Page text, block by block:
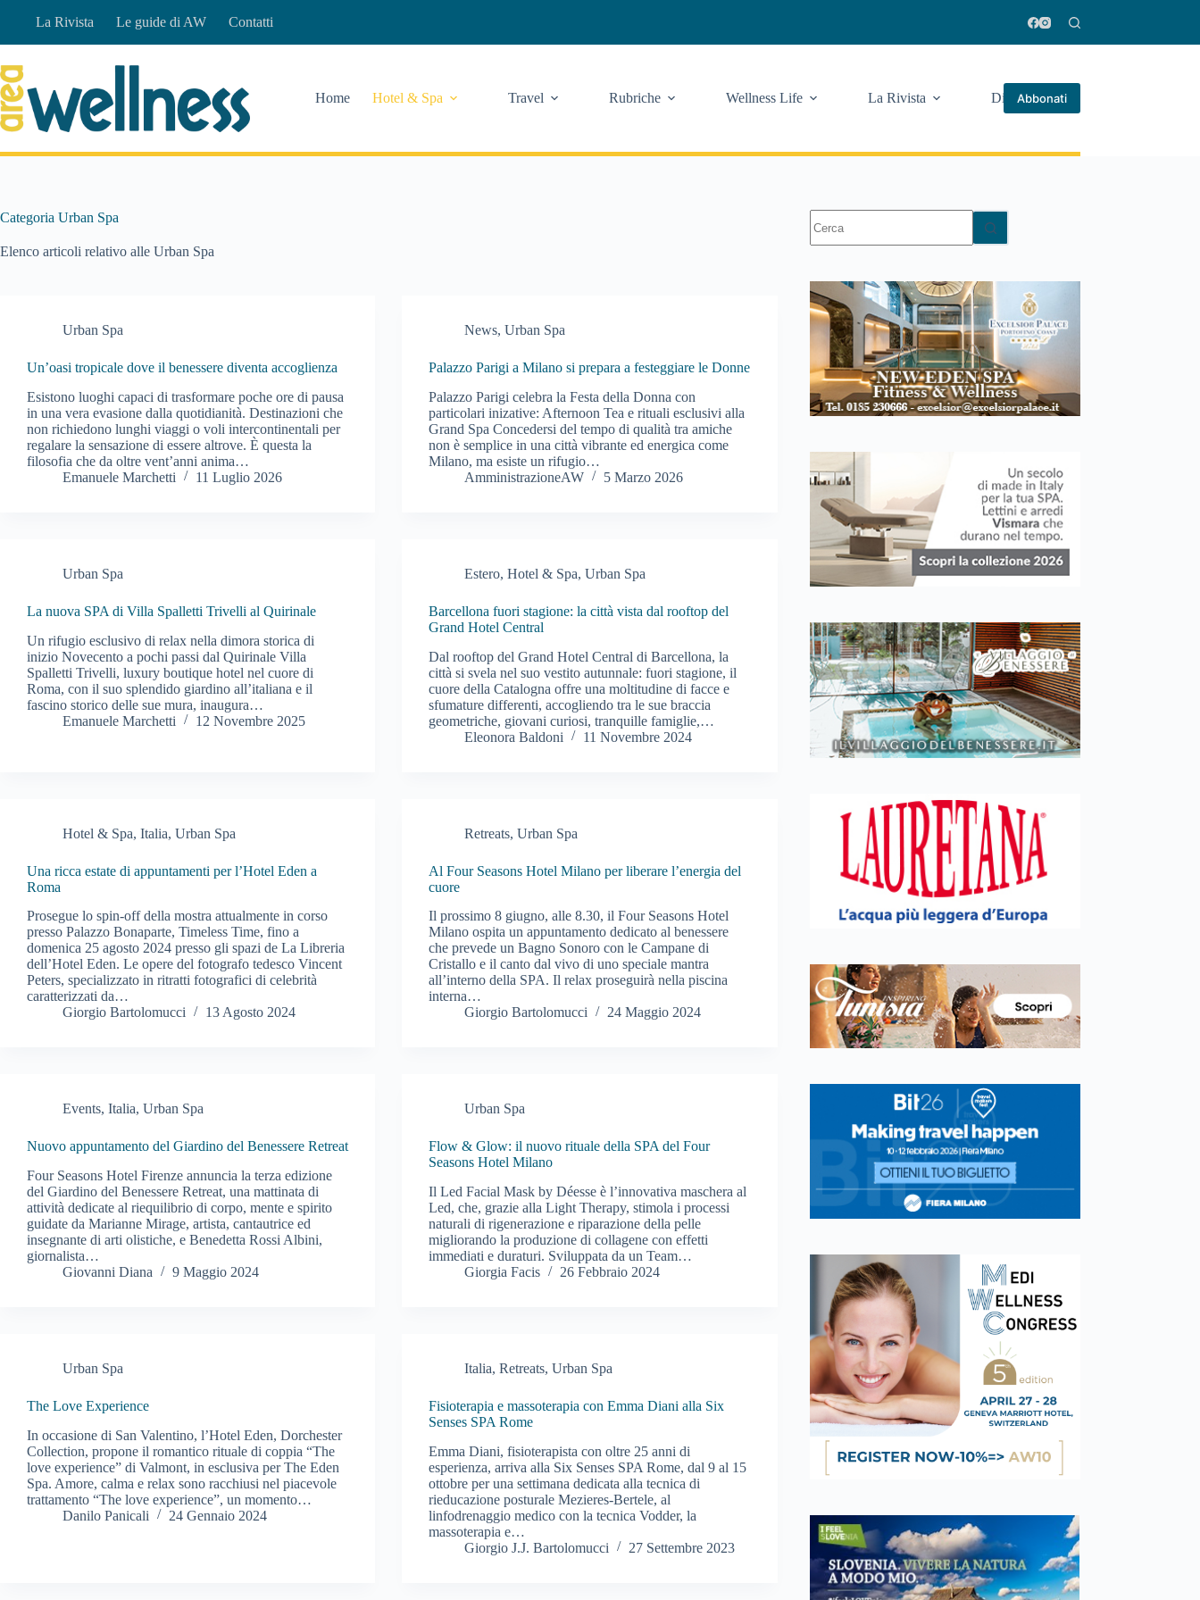
La Rivista Le guide di AW Contatti
Home Hotel & Spa Travel Rubriche Wellness Life La Rivista Di piùAbbonati
Categoria Urban Spa
Elenco articoli relativo alle Urban Spa
Urban Spa
Un’oasi tropicale dove il benessere diventa accoglienza
Esistono luoghi capaci di trasformare poche ore di pausa
in una vera evasione dalla quotidianità. Destinazioni che
non richiedono lunghi viaggi o voli intercontinentali per
regalare la sensazione di essere altrove. È questa la
filosofia che da oltre vent’anni anima…
Emanuele Marchetti
11 Luglio 2026
News,Urban Spa
Palazzo Parigi a Milano si prepara a festeggiare le Donne
Palazzo Parigi celebra la Festa della Donna con
particolari inizative: Afternoon Tea e rituali esclusivi alla
Grand Spa Concedersi del tempo di qualità tra amiche
non è semplice in una città vibrante ed energica come
Milano, ma esiste un rifugio…
AmministrazioneAW
5 Marzo 2026
Urban Spa
La nuova SPA di Villa Spalletti Trivelli al Quirinale
Un rifugio esclusivo di relax nella dimora storica di
inizio Novecento a pochi passi dal Quirinale Villa
Spalletti Trivelli, luxury boutique hotel nel cuore di
Roma, con il suo splendido giardino all’italiana e il
fascino storico delle sue mura, inaugura…
Emanuele Marchetti
12 Novembre 2025
Estero,Hotel & Spa,Urban Spa
Barcellona fuori stagione: la città vista dal rooftop del
Grand Hotel Central
Dal rooftop del Grand Hotel Central di Barcellona, la
città si svela nel suo vestito autunnale: fuori stagione, il
cuore della Catalogna offre una moltitudine di facce e
sfumature differenti, accogliendo tra le sue braccia
geometriche, giovani curiosi, tranquille famiglie,…
Eleonora Baldoni
11 Novembre 2024
Hotel & Spa, Italia, Urban Spa
Una ricca estate di appuntamenti per l’Hotel Eden a
Roma
Prosegue lo spin-off della mostra attualmente in corso
presso Palazzo Bonaparte, Timeless Time, fino a
domenica 25 agosto 2024 presso gli spazi de La Libreria
dell’Hotel Eden. Le opere del fotografo tedesco Vincent
Peters, specializzato in ritratti fotografici di celebrità
caratterizzati da…
Giorgio Bartolomucci
13 Agosto 2024
Retreats,Urban Spa
Al Four Seasons Hotel Milano per liberare l’energia del
cuore
Il prossimo 8 giugno, alle 8.30, il Four Seasons Hotel
Milano ospita un appuntamento dedicato al benessere
che prevede un Bagno Sonoro con le Campane di
Cristallo e il canto dal vivo di uno speciale mantra
all’interno della SPA. Il relax proseguirà nella piscina
interna…
Giorgio Bartolomucci
24 Maggio 2024
Events, Italia, Urban Spa
Nuovo appuntamento del Giardino del Benessere Retreat
Four Seasons Hotel Firenze annuncia la terza edizione
del Giardino del Benessere Retreat, una mattinata di
attività dedicate al riequilibrio di corpo, mente e spirito
guidate da Marianne Mirage, artista, cantautrice ed
insegnante di arti olistiche, e Benedetta Rossi Albini,
giornalista…
Giovanni Diana
9 Maggio 2024
Urban Spa
Flow & Glow: il nuovo rituale della SPA del Four
Seasons Hotel Milano
Il Led Facial Mask by Déesse è l’innovativa maschera al
Led, che, grazie alla Light Therapy, stimola i processi
naturali di rigenerazione e riparazione della pelle
migliorando la produzione di collagene con effetti
immediati e duraturi. Sviluppata da un Team…
Giorgia Facis
26 Febbraio 2024
Urban Spa
The Love Experience
In occasione di San Valentino, l’Hotel Eden, Dorchester
Collection, propone il romantico rituale di coppia “The
love experience” di Valmont, in esclusiva per The Eden
Spa. Amore, calma e relax sono racchiusi nel piacevole
trattamento “The love experience”, un momento…
Danilo Panicali
24 Gennaio 2024
Italia,Retreats,Urban Spa
Fisioterapia e massoterapia con Emma Diani alla Six
Senses SPA Rome
Emma Diani, fisioterapista con oltre 25 anni di
esperienza, arriva alla Six Senses SPA Rome, dal 9 al 15
ottobre per una settimana dedicata alla tecnica di
rieducazione posturale Mezieres-Bertele, al
linfodrenaggio medico con la tecnica Vodder, la
massoterapia e…
Giorgio J.J. Bartolomucci
27 Settembre 2023
risultato